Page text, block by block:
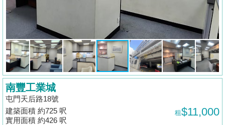
宅
按
揭
地
產
博
客
南豐工業城
屯門天后路18號
建築面積 約725 呎
實用面積 約426 呎
租$11,000